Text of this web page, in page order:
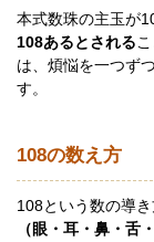
本式数珠の主玉が
108あるとされる
は、煩悩を一つず
す。
108の数え方
108という数の導
（眼・耳・鼻・舌